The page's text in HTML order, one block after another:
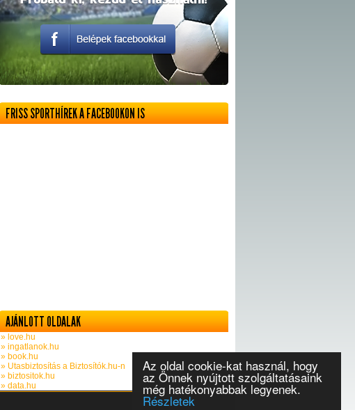
Az oldal cookie-kat használ, hogy
az Önnek nyújtott szolgáltatásaink
még hatékonyabbak legyenek.
Részletek
FRISS SPORTHÍREK A FACEBOOKON IS
AJÁNLOTT OLDALAK
» love.hu
» ingatlanok.hu
» book.hu
» Utasbiztosítás a Biztosítók.hu-n
» biztositok.hu
» data.hu